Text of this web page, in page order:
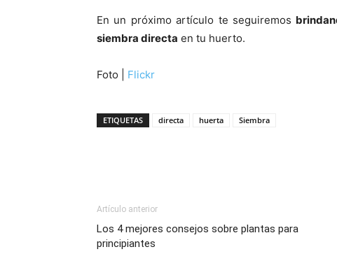
En un próximo artículo te seguiremos
siembra directa en tu huerto.
Foto | Flickr
ETIQUETAS directa huerta Siembra
Artículo anterior
Los 4 mejores consejos sobre plantas para
principiantes